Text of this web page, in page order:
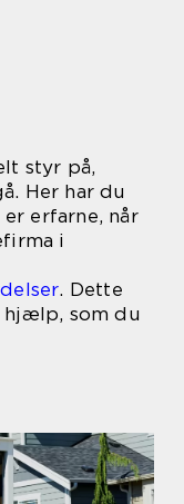
styr på,
Her har du
erfarne, når
i
. Dette
hjælp, som du